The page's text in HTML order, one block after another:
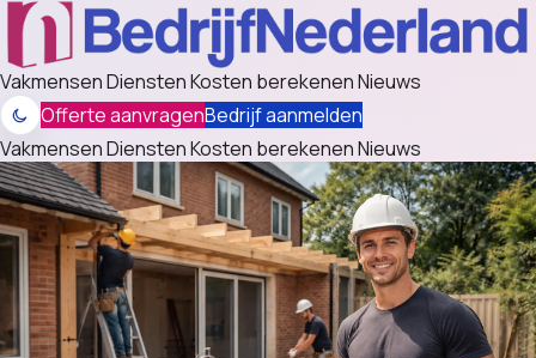
VakmensenDienstenKosten berekenenNieuws
Offerte aanvragenBedrijf aanmelden
VakmensenDienstenKosten berekenenNieuws